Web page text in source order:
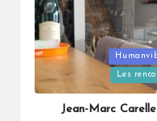
Posted
Les
Jean-Marc